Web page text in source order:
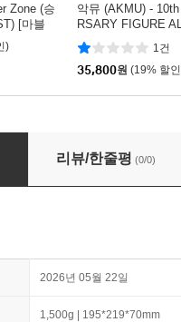
Zone (승
[마블
)
악뮤 (AKMU) -
RSARY FIGURE
UPID VER.]
1건
35,800원 (19% 할
[BE MY STAR]
리뷰/한줄평 (0/0)
2026년 05월 22일
1,500g | 195*219*70mm